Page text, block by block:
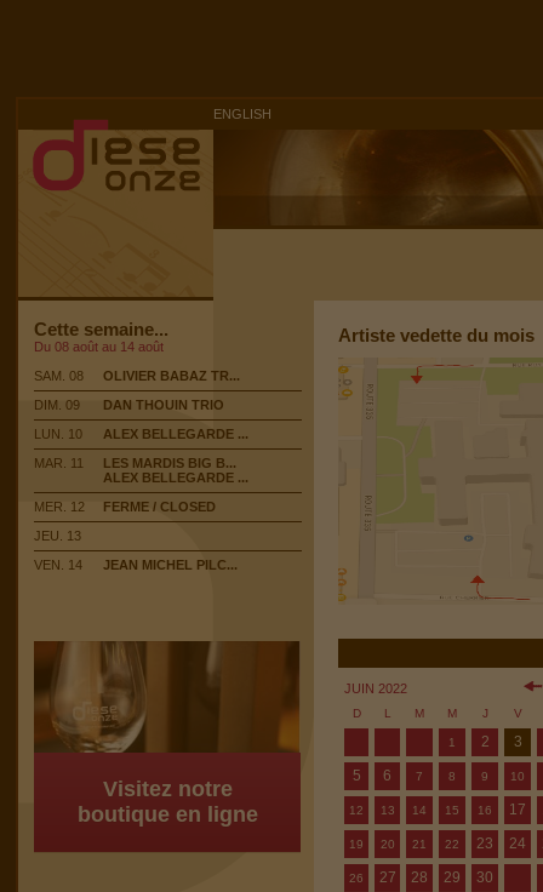
ENGLISH
Cette semaine...
Du 08 août au 14 août
SAM. 08
OLIVIER BABAZ TR...
DIM. 09
DAN THOUIN TRIO
LUN. 10
ALEX BELLEGARDE ...
MAR. 11
LES MARDIS BIG B...
ALEX BELLEGARDE ...
MER. 12
FERME / CLOSED
JEU. 13
VEN. 14
JEAN MICHEL PILC...
Visitez notre
boutique en ligne
Artiste vedette du mois
JUIN 2022
D L M M J V
1 2
3
5
6 7 8 9 10
12 13 14 15 16 17
19 20 21 22 23 24
26 27 28 29 30